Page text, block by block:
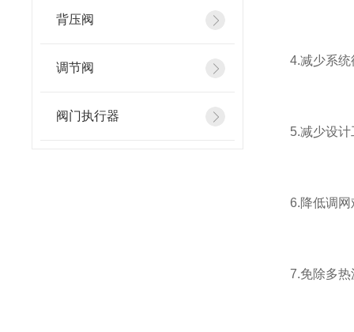
背压阀
调节阀
阀门执行器
4.减少系统
5.减少设计
6.降低调网
7.免除多热